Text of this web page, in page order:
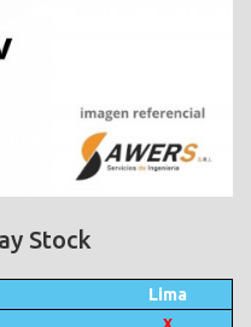
Stock
Lima